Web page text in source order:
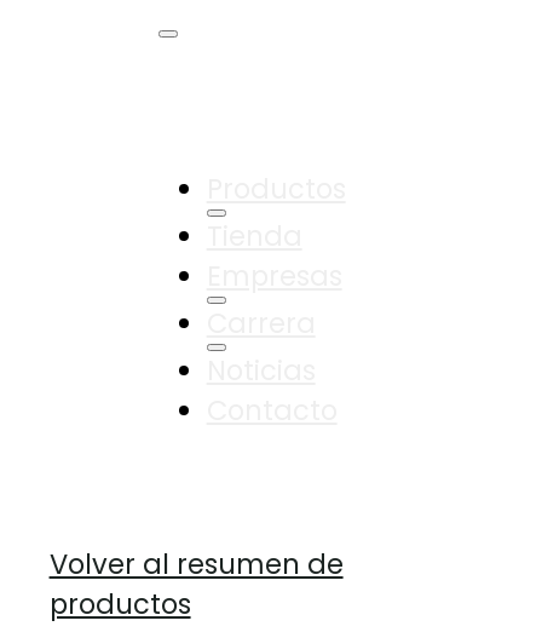
Volver al resumen de
productos